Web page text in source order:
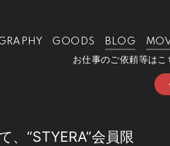
GOODS BLOG
お仕事のご依頼等はこ
“STYERA”会員限